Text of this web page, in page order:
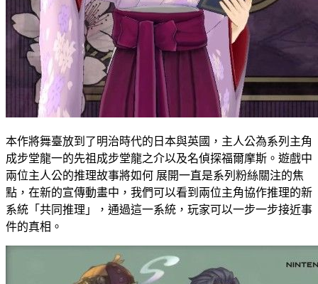
本作將舞臺放到了明治時代的日本與英國，主人公為系列主角
成步堂龍一的先祖成步堂龍之介以及名偵探福爾摩斯。遊戲中
兩位主人公的推理故事將如何 展開一直是系列粉絲關注的焦
點，在新的宣傳動畫中，我們可以看到兩位主角協作推理的新
系統「共同推理」，通過這一系統，玩家可以一步一步接近事
件的真相。